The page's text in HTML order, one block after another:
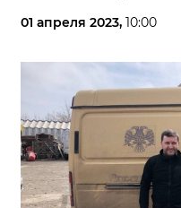
01 апреля 2023, 10:00